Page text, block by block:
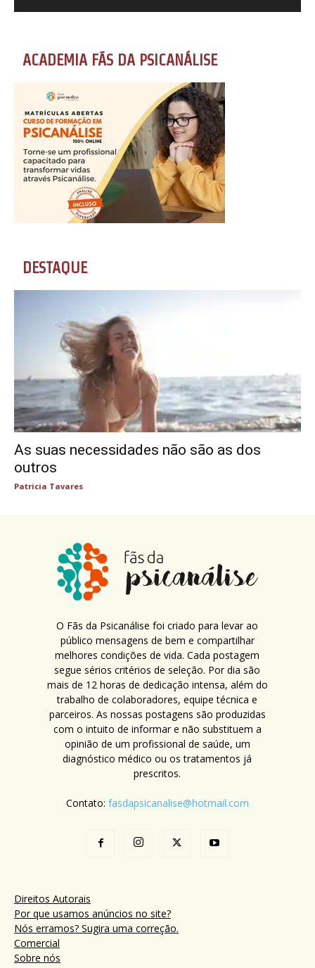
ACADEMIA FÃS DA PSICANÁLISE
DESTAQUE
As suas necessidades não são as dos
outros
Patricia Tavares
O Fãs da Psicanálise foi criado para levar ao
público mensagens de bem e compartilhar
melhores condições de vida. Cada postagem
segue sérios critérios de seleção. Por dia são
mais de 12 horas de dedicação intensa, além do
trabalho de colaboradores, equipe técnica e
parceiros. As nossas postagens são produzidas
com o intuito de informar e não substituem a
opinião de um profissional de saúde, um
diagnóstico médico ou os tratamentos já
prescritos.
Contato: fasdapsicanalise@hotmail.com
Direitos Autorais
Por que usamos anúncios no site?
Nós erramos? Sugira uma correção.
Comercial
Sobre nós